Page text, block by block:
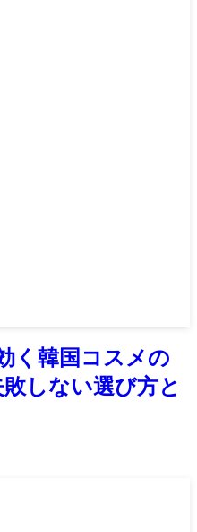
く韓国コスメの
しない選び方と